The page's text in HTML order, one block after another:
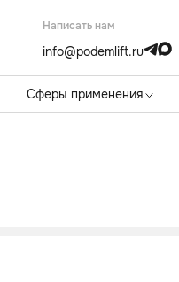
Написать нам
info@podemlift.ru
Сферы применения